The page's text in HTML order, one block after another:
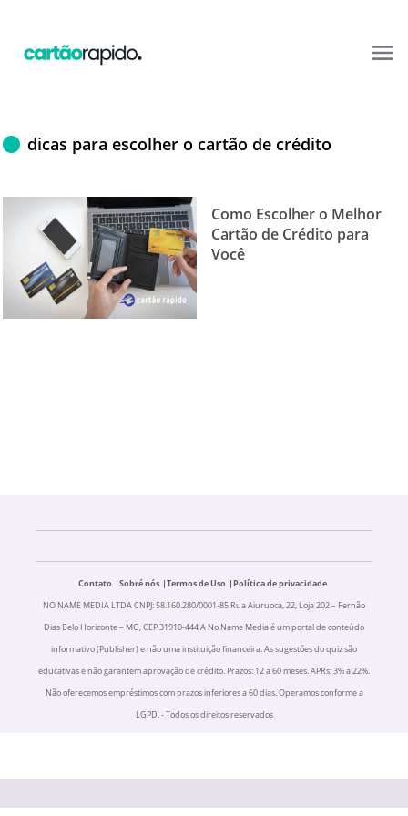
dicas para escolher o cartão de crédito
Como Escolher o Melhor
Cartão de Crédito para
Você
Contato Sobré nós Termos de Uso
Política de privacidade
NO NAME MEDIA LTDA CNPJ: 58.160.280/0001-85 Rua Aiuruoca, 22, Loja 202 – Fernão
Dias Belo Horizonte – MG, CEP 31910-444 A No Name Media é um portal de conteúdo
informativo (Publisher) e não uma instituição financeira. As sugestões do quiz são
educativas e não garantem aprovação de crédito. Prazos: 12 a 60 meses. APRs: 3% a 22%.
Não oferecemos empréstimos com prazos inferiores a 60 dias. Operamos conforme a
LGPD. - Todos os direitos reservados